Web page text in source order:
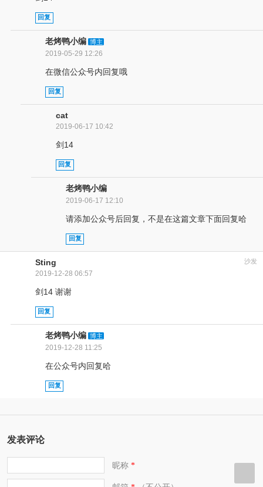
回复
老烤鸭小编 博主
2019-05-29 12:26
在微信公众号内回复哦
回复
cat
2019-06-17 10:42
剑14
回复
老烤鸭小编
2019-06-17 12:10
请添加公众号后回复，不是在这篇文章下面回复哈
回复
沙发
Sting
2019-12-28 06:57
剑14 谢谢
回复
老烤鸭小编 博主
2019-12-28 11:25
在公众号内回复哈
回复
发表评论
昵称*